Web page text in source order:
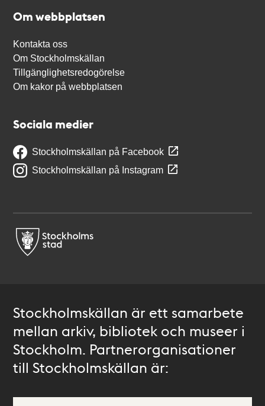
Om webbplatsen
Kontakta oss
Om Stockholmskällan
Tillgänglighetsredogörelse
Om kakor på webbplatsen
Sociala medier
Stockholmskällan på Facebook
Stockholmskällan på Instagram
Stockholmskällan är ett samarbete
mellan arkiv, bibliotek och museer i
Stockholm. Partnerorganisationer
till Stockholmskällan är: